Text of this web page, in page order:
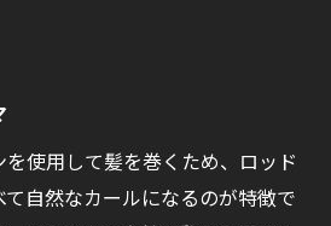
使用して髪を巻くため、ロッド
自然なカールになるのが特徴で